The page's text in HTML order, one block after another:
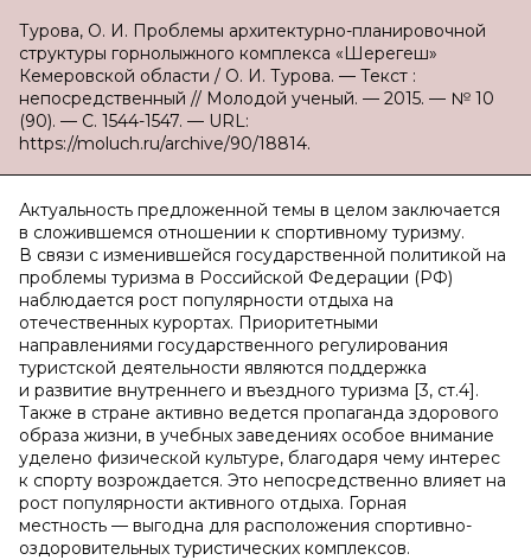
Турова, О. И. Проблемы архитектурно-планировочной
структуры горнолыжного комплекса «Шерегеш»
Кемеровской области / О. И. Турова. — Текст :
непосредственный // Молодой ученый. — 2015. — № 10
(90). — С. 1544-1547. — URL:
https://moluch.ru/archive/90/18814.
Актуальность предложенной темы в целом заключается
в сложившемся отношении к спортивному туризму.
В связи с изменившейся государственной политикой на
проблемы туризма в Российской Федерации (РФ)
наблюдается рост популярности отдыха на
отечественных курортах. Приоритетными
направлениями государственного регулирования
туристской деятельности являются поддержка
и развитие внутреннего и въездного туризма [3, ст.4].
Также в стране активно ведется пропаганда здорового
образа жизни, в учебных заведениях особое внимание
уделено физической культуре, благодаря чему интерес
к спорту возрождается. Это непосредственно влияет на
рост популярности активного отдыха. Горная
местность — выгодна для расположения спортивно-
оздоровительных туристических комплексов.